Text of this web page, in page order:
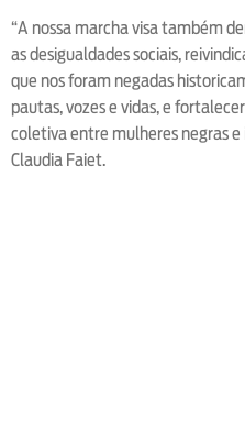
“A nossa marcha visa também
as desigualdades sociais,
que nos foram negadas
pautas, vozes e vidas, e
coletiva entre mulheres negras e
Claudia Faiet.